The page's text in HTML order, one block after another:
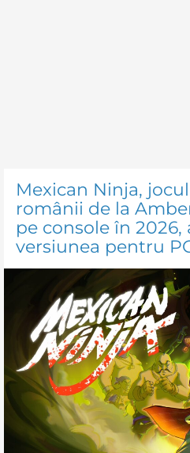
Mexican Ninja,
românii de la
pe console în
versiunea pentru